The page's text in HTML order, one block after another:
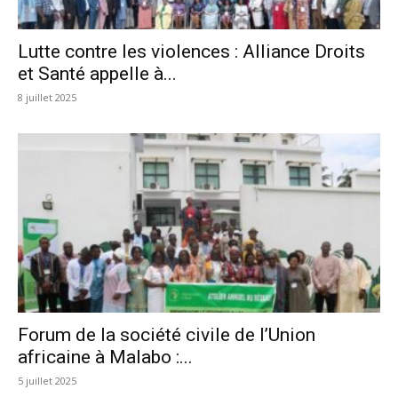
Lutte contre les violences : Alliance Droits
et Santé appelle à...
8 juillet 2025
Forum de la société civile de l’Union
africaine à Malabo :...
5 juillet 2025